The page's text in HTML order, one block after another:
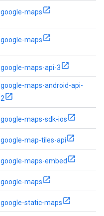
google-maps
google-maps
google-maps-api-3
google-maps-android-api-
2
google-maps-sdk-ios
google-map-tiles-api
google-maps-embed
google-maps
google-static-maps